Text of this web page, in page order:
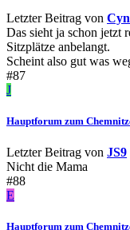
Letzter Beitrag von
Das sieht ja schon jetzt
Sitzplätze anbelangt.
Scheint also gut was
#87
J
Hauptforum zum
Letzter Beitrag von JS9
Nicht die Mama
#88
E
Hauptforum zum